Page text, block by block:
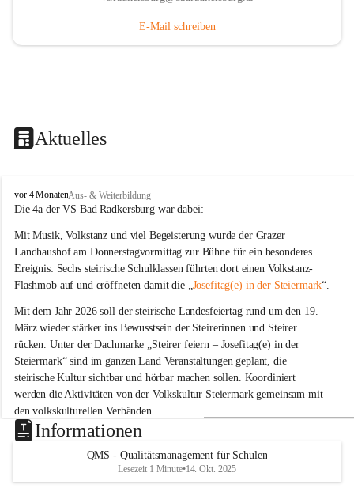
E-Mail schreiben
Aktuelles
V
o
k
s
s
c
u
l
e
B
a
d
R
a
d
k
s
vor 4 MonatenAus- & Weiterbildung
Die 4a der VS Bad Radkersburg war dabei:
Mit Musik, Volkstanz und viel Begeisterung wurde der Grazer
Landhaushof am Donnerstagvormittag zur Bühne für ein besonderes
Ereignis: Sechs steirische Schulklassen führten dort einen Volkstanz-
Flashmob auf und eröffneten damit die „Josefitag(e) in der Steiermark“.
Mit dem Jahr 2026 soll der steirische Landesfeiertag rund um den 19.
März wieder stärker ins Bewusstsein der Steirerinnen und Steirer
rücken. Unter der Dachmarke „Steirer feiern – Josefitag(e) in der
Steiermark“ sind im ganzen Land Veranstaltungen geplant, die
steirische Kultur sichtbar und hörbar machen sollen. Koordiniert
werden die Aktivitäten von der Volkskultur Steiermark gemeinsam mit
den volkskulturellen Verbänden.
Tanz zu „Böll böll Kernöl“
Im Rahmen dieser Initiative studierten sechs Schulklassen aus der
Steiermark bereits im Unterricht eine einfache Volkstanz-Choreografie
Informationen
QMS - Qualitätsmanagement für Schulen
Lesezeit 1 Minute•14. Okt. 2025